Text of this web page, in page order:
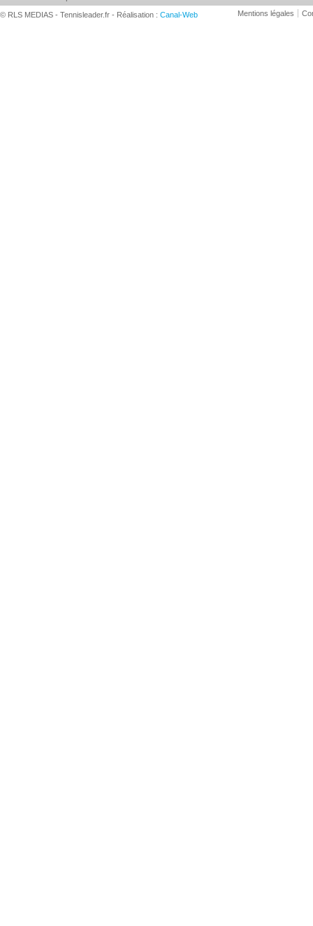
© RLS MEDIAS - Tennisleader.fr - Réalisation : Canal-Web Mentions légales